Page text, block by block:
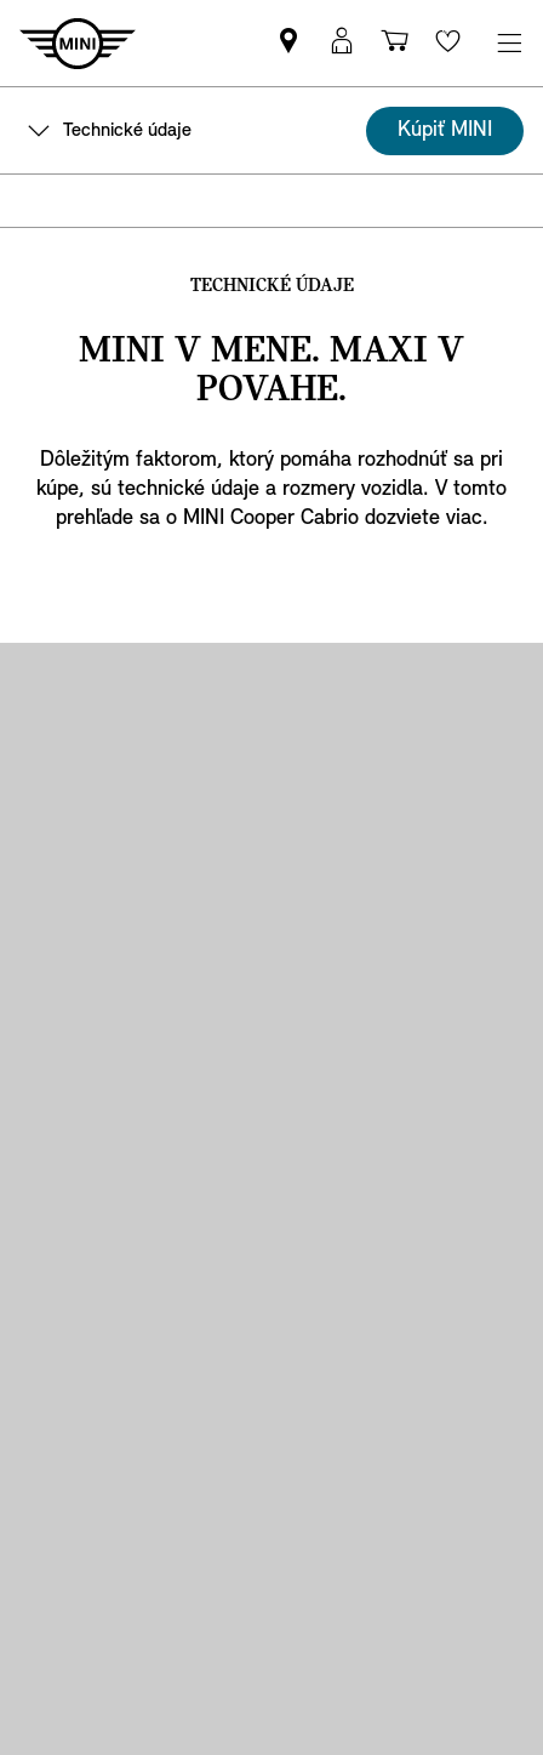
Nájsť
MINI
partnera
MyMINI
prihlásenie
Nákupný
košík
Wishlist
Technické údaje Kúpiť MINI
TECHNICKÉ ÚDAJE
MINI V MENE. MAXI V
POVAHE.
Dôležitým faktorom, ktorý pomáha rozhodnúť sa pri
kúpe, sú technické údaje a rozmery vozidla. V tomto
prehľade sa o MINI Cooper Cabrio dozviete viac.